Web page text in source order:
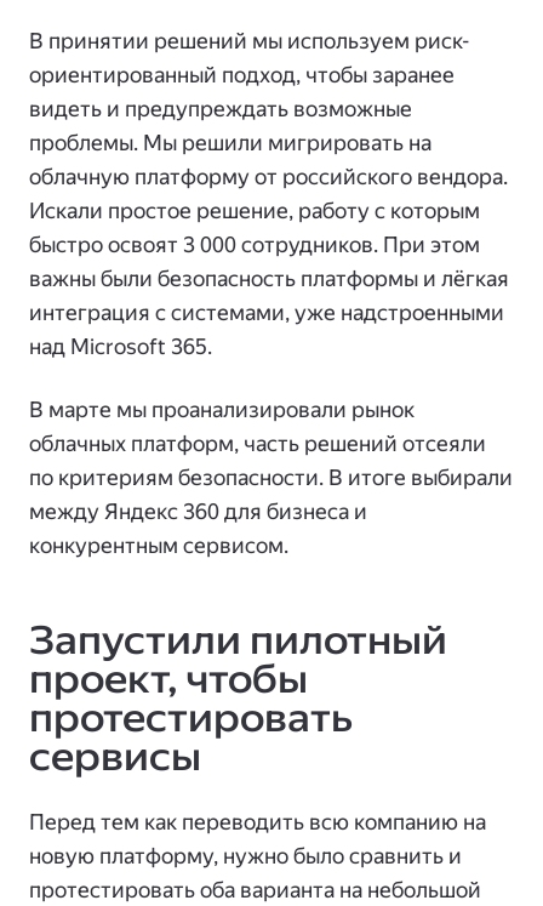
В принятии решений мы используем риск-
ориентированный подход, чтобы заранее
видеть и предупреждать возможные
проблемы. Мы решили мигрировать на
облачную платформу от российского вендора.
Искали простое решение, работу с которым
быстро освоят 3 000 сотрудников. При этом
важны были безопасность платформы и лёгкая
интеграция с системами, уже надстроенными
над Microsoft 365.
В марте мы проанализировали рынок
облачных платформ, часть решений отсеяли
по критериям безопасности. В итоге выбирали
между Яндекс 360 для бизнеса и
конкурентным сервисом.
Запустили пилотный
проект, чтобы
протестировать
сервисы
Перед тем как переводить всю компанию на
новую платформу, нужно было сравнить и
протестировать оба варианта на небольшой